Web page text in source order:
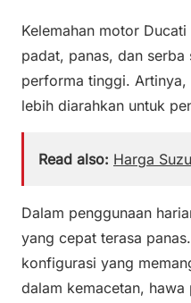
Kelemahan motor
padat, panas, dan
performa tinggi. Artinya,
lebih diarahkan untuk
Read also: Harga
Dalam penggunaan
yang cepat terasa
konfigurasi yang
dalam kemacetan,